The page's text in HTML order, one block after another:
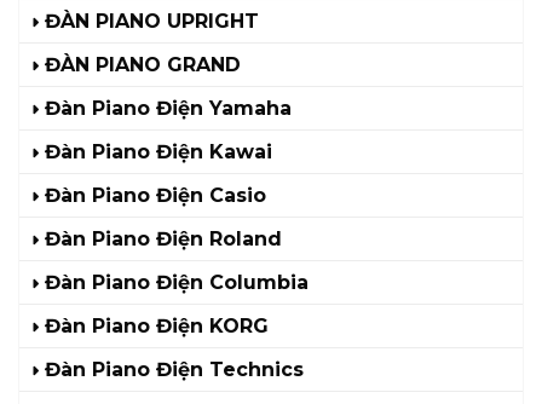
ĐÀN PIANO UPRIGHT
ĐÀN PIANO GRAND
Đàn Piano Điện Yamaha
Đàn Piano Điện Kawai
Đàn Piano Điện Casio
Đàn Piano Điện Roland
Đàn Piano Điện Columbia
Đàn Piano Điện KORG
Đàn Piano Điện Technics